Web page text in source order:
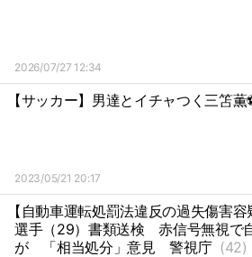
2026/07/27 12:34
【サッカー】男達とイチャつく三笘薫
2023/05/21 20:17
【自動車運転処罰法違反の過失傷害
選手（29）書類送検
赤信号無視で
が
「相当処分」意見 警視庁 (42)